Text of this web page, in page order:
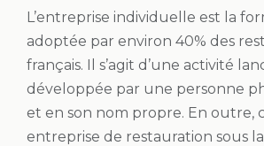
L’entreprise individuelle est la
adoptée par environ 40% des
français. Il s’agit d’une activité
développée par une personne
et en son nom propre. En outre,
entreprise de restauration sous